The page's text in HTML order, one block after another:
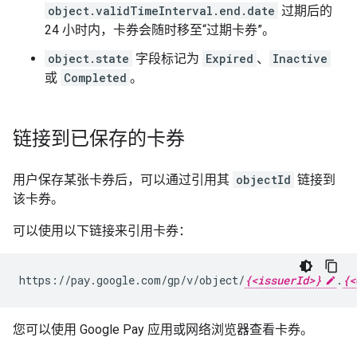
object.validTimeInterval.end.date 过期后的
24 小时内，卡券会随时移至“过期卡券”。
object.state 字段标记为 Expired 、
Inactive
或 Completed 。
链接到已保存的卡券
用户保存某张卡券后，可以通过引用其 objectId 链接到
该卡券。
可以使用以下链接来引用卡券：
https://pay.google.com/gp/v/object/ {<issuerId>} .
您可以使用 Google Pay 应用或网络浏览器查看卡券。